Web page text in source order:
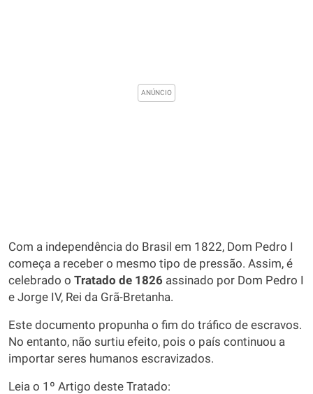
Com a independência do Brasil em 1822, Dom Pedro I
começa a receber o mesmo tipo de pressão. Assim, é
celebrado o Tratado de 1826 assinado por Dom Pedro I
e Jorge IV, Rei da Grã-Bretanha.
Este documento propunha o fim do tráfico de escravos.
No entanto, não surtiu efeito, pois o país continuou a
importar seres humanos escravizados.
Leia o 1º Artigo deste Tratado: